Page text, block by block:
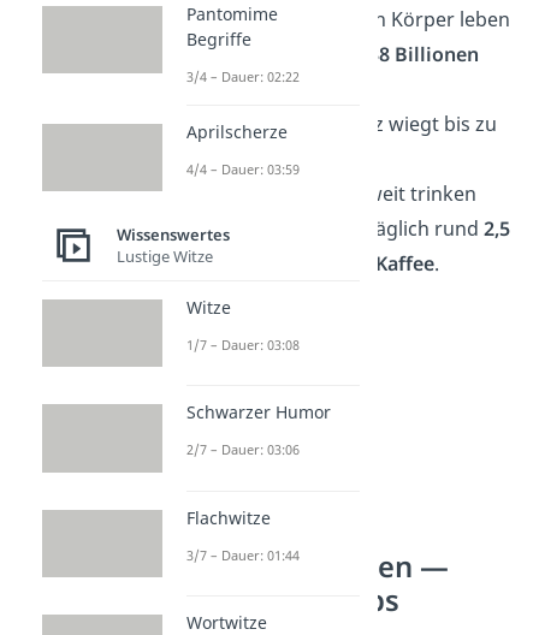
🦠 Im menschlichen Körper leben
schätzungsweise
38 Billionen
Bakterien.
🐋 Ein Blauwal-Herz wiegt bis zu
180 Kilogramm
☕ Menschen weltweit trinken
schätzungsweise täglich rund2,5
Milliarden Tassen Kaffee.
Unnützes Wissen —
Promis und Jobs
Pantomime
Begriffe
3/4 – Dauer: 02:22
Aprilscherze
4/4 – Dauer: 03:59
Wissenswertes
Lustige Witze
Witze
1/7 – Dauer: 03:08
Schwarzer Humor
2/7 – Dauer: 03:06
Flachwitze
3/7 – Dauer: 01:44
Wortwitze